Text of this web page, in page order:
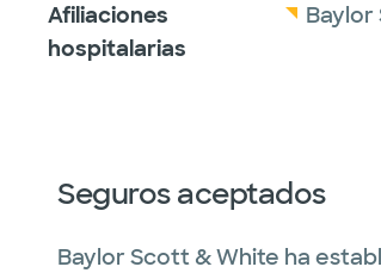
Afiliaciones
hospitalarias
Baylor
Seguros aceptados
Baylor Scott & White ha